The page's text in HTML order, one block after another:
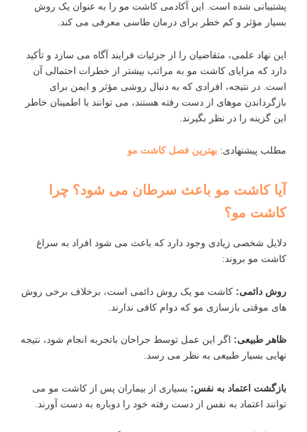
پشتیبانی شده است. این آکادمی کاشت مو را به ‌عنوان یک روش
بسیار مؤثر و کم‌ خطر برای درمان طاسی معرفی می‌ کند.
این نهاد علمی، متقاضیان را از جزئیات فرایند آگاه می‌ سازد و تأکید
دارد که مزایای کاشت مو به‌ مراتب بیشتر از خطرات احتمالی آن
است. در نتیجه، افرادی که به ‌دنبال روشی مؤثر و ایمن برای
بازگرداندن موهای از‌ دست ‌رفته هستند، می ‌توانند با اطمینان خاطر
این گزینه را در نظر بگیرند.
مطلب پیشنهادی: بهترین فصل کاشت مو
آیا کاشت مو باعث سرطان می شود؟ چرا
کاشت مو؟
دلایل شخصی زیادی وجود دارد که باعث می ‌شود افراد به سراغ
کاشت مو بروند:
روش دائمی: کاشت مو یک روش دائمی است، برخلاف برخی روش
‌های موقتی بازسازی مو که دوام کافی ندارند.
ظاهر طبیعی: اگر این عمل توسط جراحان باتجربه انجام شود، نتیجه
نهایی بسیار طبیعی به نظر می‌ رسد.
بازگشت اعتماد به‌ نفس: بسیاری از بیماران پس از کاشت مو می
‌توانند اعتماد به ‌نفس از دست ‌رفته خود را دوباره به ‌دست آورند.